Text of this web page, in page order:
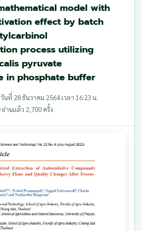
model with
effect by batch
process utilizing
pyruvate
in phosphate buffer
วันที่ 28 ธันวาคม 2564 เวลา 16:23 น.
อ่านแล้ว 2,700 ครั้ง